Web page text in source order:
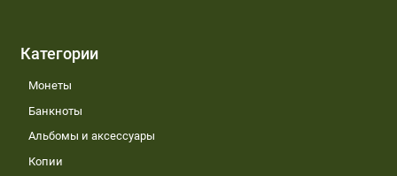
Категории
Монеты
Банкноты
Альбомы и аксессуары
Копии